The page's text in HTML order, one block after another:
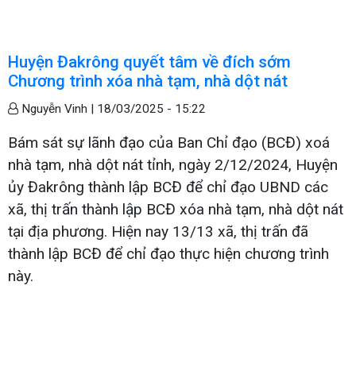
Huyện Đakrông quyết tâm về đích sớm
Chương trình xóa nhà tạm, nhà dột nát
Nguyễn Vinh | 18/03/2025 - 15:22
Bám sát sự lãnh đạo của Ban Chỉ đạo (BCĐ) xoá
nhà tạm, nhà dột nát tỉnh, ngày 2/12/2024, Huyện
ủy Đakrông thành lập BCĐ để chỉ đạo UBND các
xã, thị trấn thành lập BCĐ xóa nhà tạm, nhà dột nát
tại địa phương. Hiện nay 13/13 xã, thị trấn đã
thành lập BCĐ để chỉ đạo thực hiện chương trình
này.